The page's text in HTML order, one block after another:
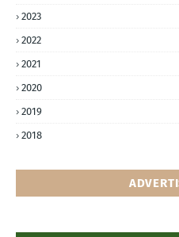
2023
2022
2021
2020
2019
2018